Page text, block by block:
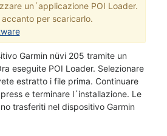
un´applicazione POI Loader.
per scaricarlo.
Garmin nüvi 205 tramite un
eseguite POI Loader. Selezionare
estratto i file prima. Continuare
e terminare l´installazione. Le
trasferiti nel dispositivo Garmin